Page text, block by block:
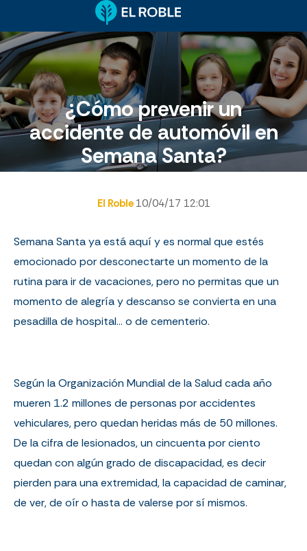
¿Cómo prevenir un
accidente de automóvil en
Semana Santa?
El Roble 10/04/17 12:01
Semana Santa ya está aquí y es normal que estés
emocionado por desconectarte un momento de la
rutina para ir de vacaciones, pero no permitas que un
momento de alegría y descanso se convierta en una
pesadilla de hospital… o de cementerio.
Según la Organización Mundial de la Salud cada año
mueren 1.2 millones de personas por accidentes
vehiculares, pero quedan heridas más de 50 millones.
De la cifra de lesionados, un cincuenta por ciento
quedan con algún grado de discapacidad, es decir
pierden para una extremidad, la capacidad de caminar,
de ver, de oír o hasta de valerse por sí mismos.